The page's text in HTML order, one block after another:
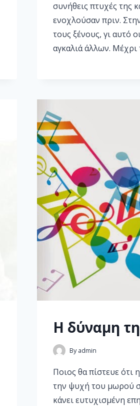
συνήθεις πτυχές της
ενοχλούσαν πριν.
τους ξένους, γι αυτό
αγκαλιά άλλων. Μέχρι
Η δύναμη
By admin
Ποιος θα πίστευε ότι
την ψυχή του μωρού
κάνει ευτυχισμένη